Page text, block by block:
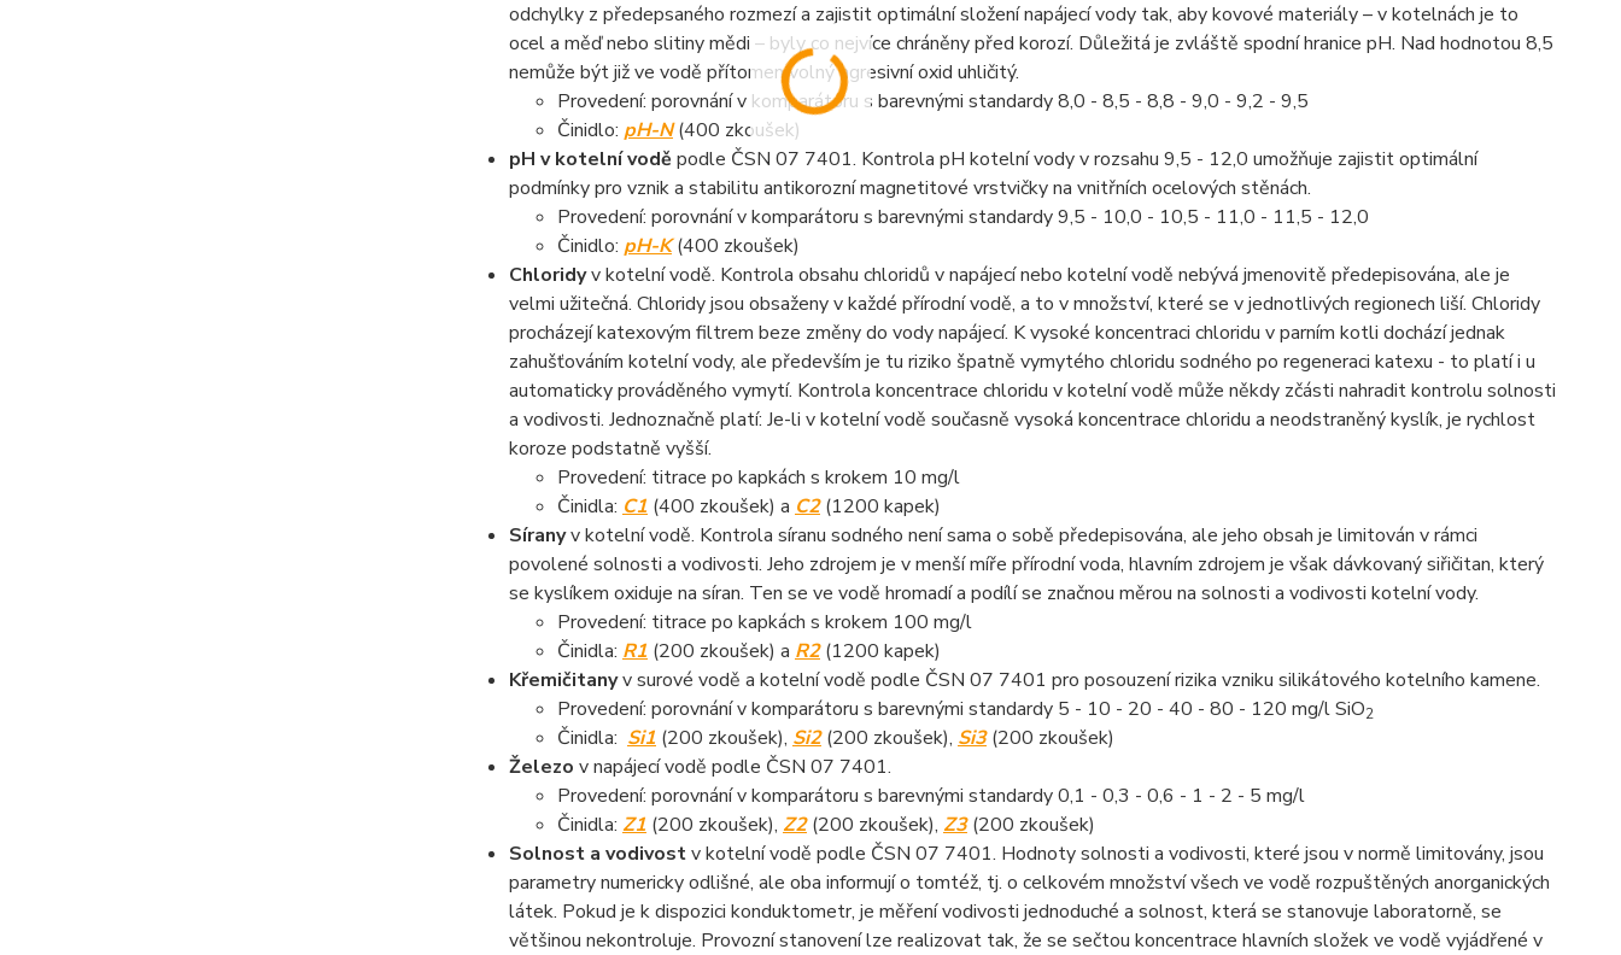
odchylky z předepsaného rozmezí a zajistit optimální složení napájecí vody tak, aby kovové materiály – v kotelnách je to
ocel a měď nebo slitiny mědi – byly co nejvíce chráněny před korozí. Důležitá je zvláště spodní hranice pH. Nad hodnotou 8,5
nemůže být již ve vodě přítomen volný agresivní oxid uhličitý.
Provedení: porovnání v komparátoru s barevnými standardy 8,0 - 8,5 - 8,8 - 9,0 - 9,2 - 9,5
Činidlo: pH-N (400 zkoušek)
pH v kotelní vodě podle ČSN 07 7401. Kontrola pH kotelní vody v rozsahu 9,5 - 12,0 umožňuje zajistit optimální
podmínky pro vznik a stabilitu antikorozní magnetitové vrstvičky na vnitřních ocelových stěnách.
Provedení: porovnání v komparátoru s barevnými standardy 9,5 - 10,0 - 10,5 - 11,0 - 11,5 - 12,0
Činidlo: pH-K (400 zkoušek)
Chloridyv kotelní vodě. Kontrola obsahu chloridů v napájecí nebo kotelní vodě nebývá jmenovitě předepisována, ale je
velmi užitečná. Chloridy jsou obsaženy v každé přírodní vodě, a to v množství, které se v jednotlivých regionech liší. Chloridy
procházejí katexovým filtrem beze změny do vody napájecí. K vysoké koncentraci chloridu v parním kotli dochází jednak
zahušťováním kotelní vody, ale především je tu riziko špatně vymytého chloridu sodného po regeneraci katexu - to platí i u
automaticky prováděného vymytí. Kontrola koncentrace chloridu v kotelní vodě může někdy zčásti nahradit kontrolu solnosti
a vodivosti. Jednoznačně platí: Je-li v kotelní vodě současně vysoká koncentrace chloridu a neodstraněný kyslík, je rychlost
koroze podstatně vyšší.
Provedení: titrace po kapkách s krokem 10 mg/l
Činidla: C1 (400 zkoušek) a C2 (1200 kapek)
Síranyv kotelní vodě. Kontrola síranu sodného není sama o sobě předepisována, ale jeho obsah je limitován v rámci
povolené solnosti a vodivosti. Jeho zdrojem je v menší míře přírodní voda, hlavním zdrojem je však dávkovaný siřičitan, který
se kyslíkem oxiduje na síran. Ten se ve vodě hromadí a podílí se značnou měrou na solnosti a vodivosti kotelní vody.
Provedení: titrace po kapkách s krokem 100 mg/l
Činidla: R1 (200 zkoušek) a R2 (1200 kapek)
Křemičitanyv surové vodě a kotelní vodě podle ČSN 07 7401 pro posouzení rizika vzniku silikátového kotelního kamene.
Provedení: porovnání v komparátoru s barevnými standardy 5 - 10 - 20 - 40 - 80 - 120 mg/l SiO2
Činidla: Si1 (200 zkoušek), Si2(200 zkoušek), Si3(200 zkoušek)
Železo v napájecí vodě podle ČSN 07 7401.
Provedení: porovnání v komparátoru s barevnými standardy 0,1 - 0,3 - 0,6 - 1 - 2 - 5 mg/l
Činidla: Z1 (200 zkoušek), Z2 (200 zkoušek), Z3(200 zkoušek)
Solnost a vodivostv kotelní vodě podle ČSN 07 7401. Hodnoty solnosti a vodivosti, které jsou v normě limitovány, jsou
parametry numericky odlišné, ale oba informují o tomtéž, tj. o celkovém množství všech ve vodě rozpuštěných anorganických
látek. Pokud je k dispozici konduktometr, je měření vodivosti jednoduché a solnost, která se stanovuje laboratorně, se
většinou nekontroluje. Provozní stanovení lze realizovat tak, že se sečtou koncentrace hlavních složek ve vodě vyjádřené v